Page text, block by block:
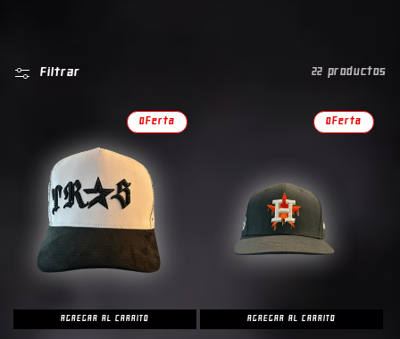
e
Filtrar 22 productos
AGREGAR AL CARRITO
Oferta
AGREGAR AL CARRITO
Oferta